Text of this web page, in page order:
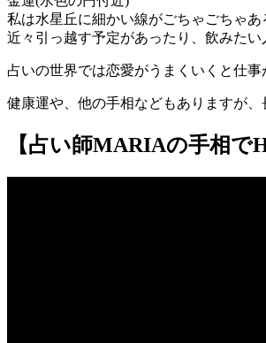
私は水星丘に細かい線がごちゃごちゃ
近々引っ越す予定があったり、飲みた
占いの世界では恋愛がうまくいくと仕
健康運や、他の手相などもありますが
【占い師MARIAの手相